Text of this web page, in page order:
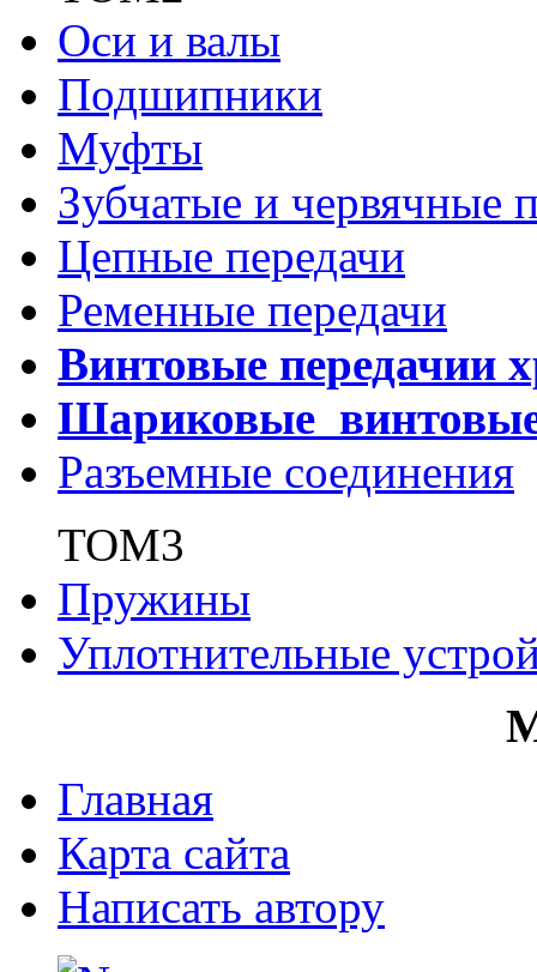
Оси и валы
Подшипники
Муфты
Зубчатые и червячные
Цепные передачи
Ременные передачи
Винтовые передачии
Шариковые
Разъемные соединения
ТОМ3
Пружины
Уплотнительные
Главная
Карта сайта
Написать автору